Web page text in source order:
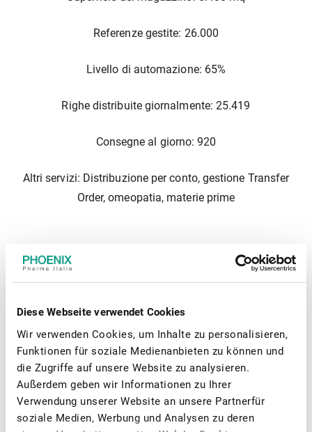
Diese Webseite verwendet Cookies
Wir verwenden Cookies, um Inhalte zu personalisieren,
Funktionen für soziale Medienanbieten zu können und
die Zugriffe auf unsere Website zu analysieren.
Außerdem geben wir Informationen zu Ihrer
Verwendung unserer Website an unsere Partnerfür
soziale Medien, Werbung und Analysen zu deren
Referenze gestite: 26.000
Livello di automazione: 65%
Righe distribuite giornalmente: 25.419
Consegne al giorno: 920
Altri servizi: Distribuzione per conto, gestione Transfer
Order, omeopatia, materie prime
Sabato: 07:00 - 23:00
Domenica: 05:30 - 23:00